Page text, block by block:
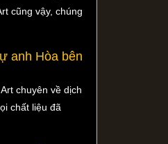
cũng vậy, chúng
anh Hòa bên
chuyên về dịch
chất liệu đã